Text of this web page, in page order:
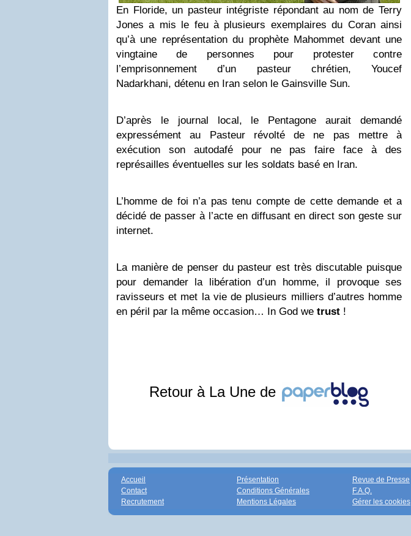
En Floride, un pasteur intégriste répondant au nom de Terry
Jones a mis le feu à plusieurs exemplaires du Coran ainsi
qu’à une représentation du prophète Mahommet devant une
vingtaine de personnes pour protester contre
l’emprisonnement d’un pasteur chrétien, Youcef
Nadarkhani, détenu en Iran selon le Gainsville Sun.
D’après le journal local, le Pentagone aurait demandé
expressément au Pasteur révolté de ne pas mettre à
exécution son autodafé pour ne pas faire face à des
représailles éventuelles sur les soldats basé en Iran.
L’homme de foi n’a pas tenu compte de cette demande et a
décidé de passer à l’acte en diffusant en direct son geste sur
internet.
La manière de penser du pasteur est très discutable puisque
pour demander la libération d’un homme, il provoque ses
ravisseurs et met la vie de plusieurs milliers d’autres homme
en péril par la même occasion… In God we trust !
Retour à La Une de
Accueil
Contact
Recrutement
Présentation
Conditions Générales
Mentions Légales
Revue de Presse
F.A.Q.
Gérer les cookies